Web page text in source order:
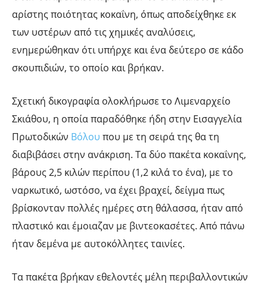
αρίστης ποιότητας κοκαΐνη, όπως αποδείχθηκε εκ
των υστέρων από τις χημικές αναλύσεις,
ενημερώθηκαν ότι υπήρχε και ένα δεύτερο σε κάδο
σκουπιδιών, το οποίο και βρήκαν.
Σχετική δικογραφία ολοκλήρωσε το Λιμεναρχείο
Σκιάθου, η οποία παραδόθηκε ήδη στην Εισαγγελία
Πρωτοδικών Βόλου που με τη σειρά της θα τη
διαβιβάσει στην ανάκριση. Τα δύο πακέτα κοκαΐνης,
βάρους 2,5 κιλών περίπου (1,2 κιλά το ένα), με το
ναρκωτικό, ωστόσο, να έχει βραχεί, δείγμα πως
βρίσκονταν πολλές ημέρες στη θάλασσα, ήταν από
πλαστικό και έμοιαζαν με βιντεοκασέτες. Από πάνω
ήταν δεμένα με αυτοκόλλητες ταινίες.
Τα πακέτα βρήκαν εθελοντές μέλη περιβαλλοντικών